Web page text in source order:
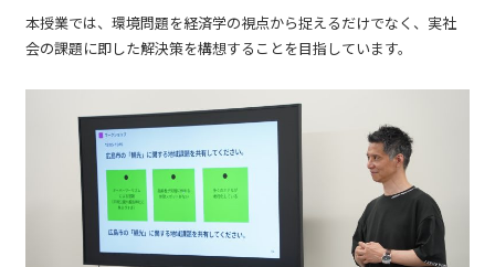
本授業では、環境問題を経済学の視点から捉えるだけでなく、実社
会の課題に即した解決策を構想することを目指しています。